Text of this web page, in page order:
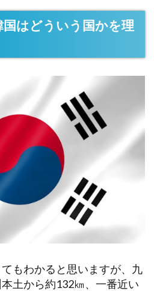
はどういう国かを理
もわかると思いますが、九
土から約132㎞、一番近い